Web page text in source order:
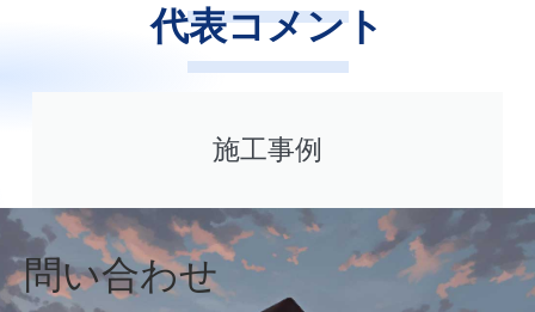
施工事例
代表コメント
問い合わせ